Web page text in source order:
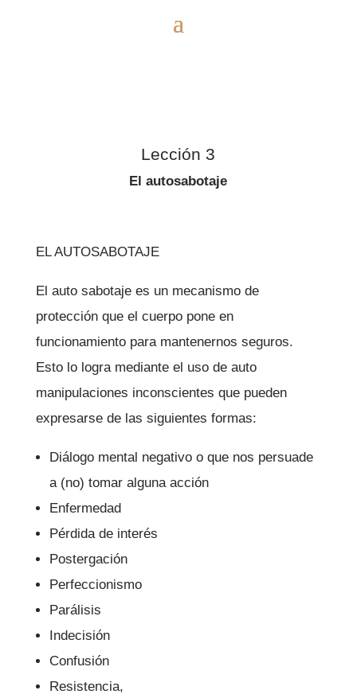
Lección 3
El autosabotaje
EL AUTOSABOTAJE
El auto sabotaje es un mecanismo de
protección que el cuerpo pone en
funcionamiento para mantenernos seguros.
Esto lo logra mediante el uso de auto
manipulaciones inconscientes que pueden
expresarse de las siguientes formas:
Diálogo mental negativo o que nos persuade
a (no) tomar alguna acción
Enfermedad
Pérdida de interés
Postergación
Perfeccionismo
Parálisis
Indecisión
Confusión
Resistencia,